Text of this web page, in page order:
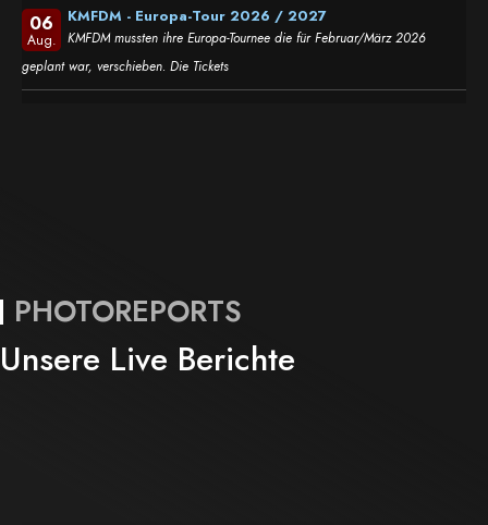
06
Aug.
KMFDM - Europa-Tour 2026 / 2027
KMFDM mussten ihre Europa-Tournee die für Februar/März 2026
geplant war, verschieben. Die Tickets
PHOTOREPORTS
Unsere Live Berichte